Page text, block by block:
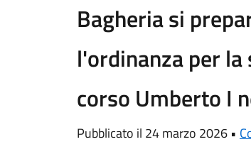
Bagheria si
l'ordinanza per
corso Umberto I
Pubblicato il 24 marzo 2026 •